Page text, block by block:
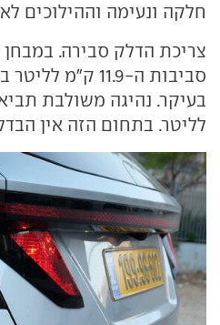
חלקה ונעימה וההילוכים
צריכת הדלק סבירה.
סביבות ה-11.9
לליטר. בתחום הזה אין